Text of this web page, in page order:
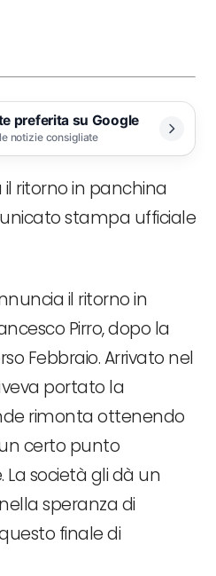
preferita su Google
notizie consigliate
ritorno in panchina
stampa ufficiale
il ritorno in
Pirro, dopo la
Febbraio. Arrivato nel
portato la
rimonta ottenendo
certo punto
società gli dà un
speranza di
finale di